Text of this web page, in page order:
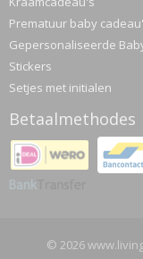
Prematuur baby
Gepersonaliseerde
Stickers
Setjes met initialen
Betaalmethodes
© 2026